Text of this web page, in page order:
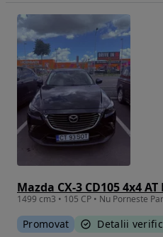
Mazda CX-3 CD105 4x4
Promovat Detalii